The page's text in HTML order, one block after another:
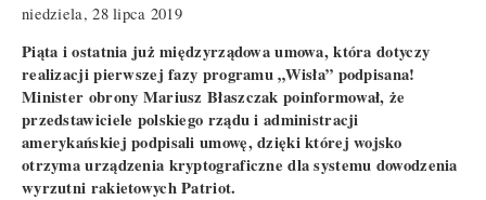
niedziela, 28 lipca 2019
Piąta i ostatnia już międzyrządowa umowa, która dotyczy
realizacji pierwszej fazy programu „Wisła” podpisana!
Minister obrony Mariusz Błaszczak poinformował, że
przedstawiciele polskiego rządu i administracji
amerykańskiej podpisali umowę, dzięki której wojsko
otrzyma urządzenia kryptograficzne dla systemu dowodzenia
wyrzutni rakietowych Patriot.